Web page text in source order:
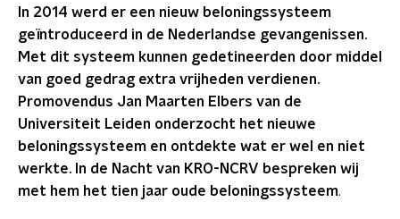
In 2014 werd er een nieuw beloningssysteem
geïntroduceerd in de Nederlandse gevangenissen.
Met dit systeem kunnen gedetineerden door middel
van goed gedrag extra vrijheden verdienen.
Promovendus Jan Maarten Elbers van de
Universiteit Leiden onderzocht het nieuwe
beloningssysteem en ontdekte wat er wel en niet
werkte. In de Nacht van KRO-NCRV bespreken wij
met hem het tien jaar oude beloningssysteem.